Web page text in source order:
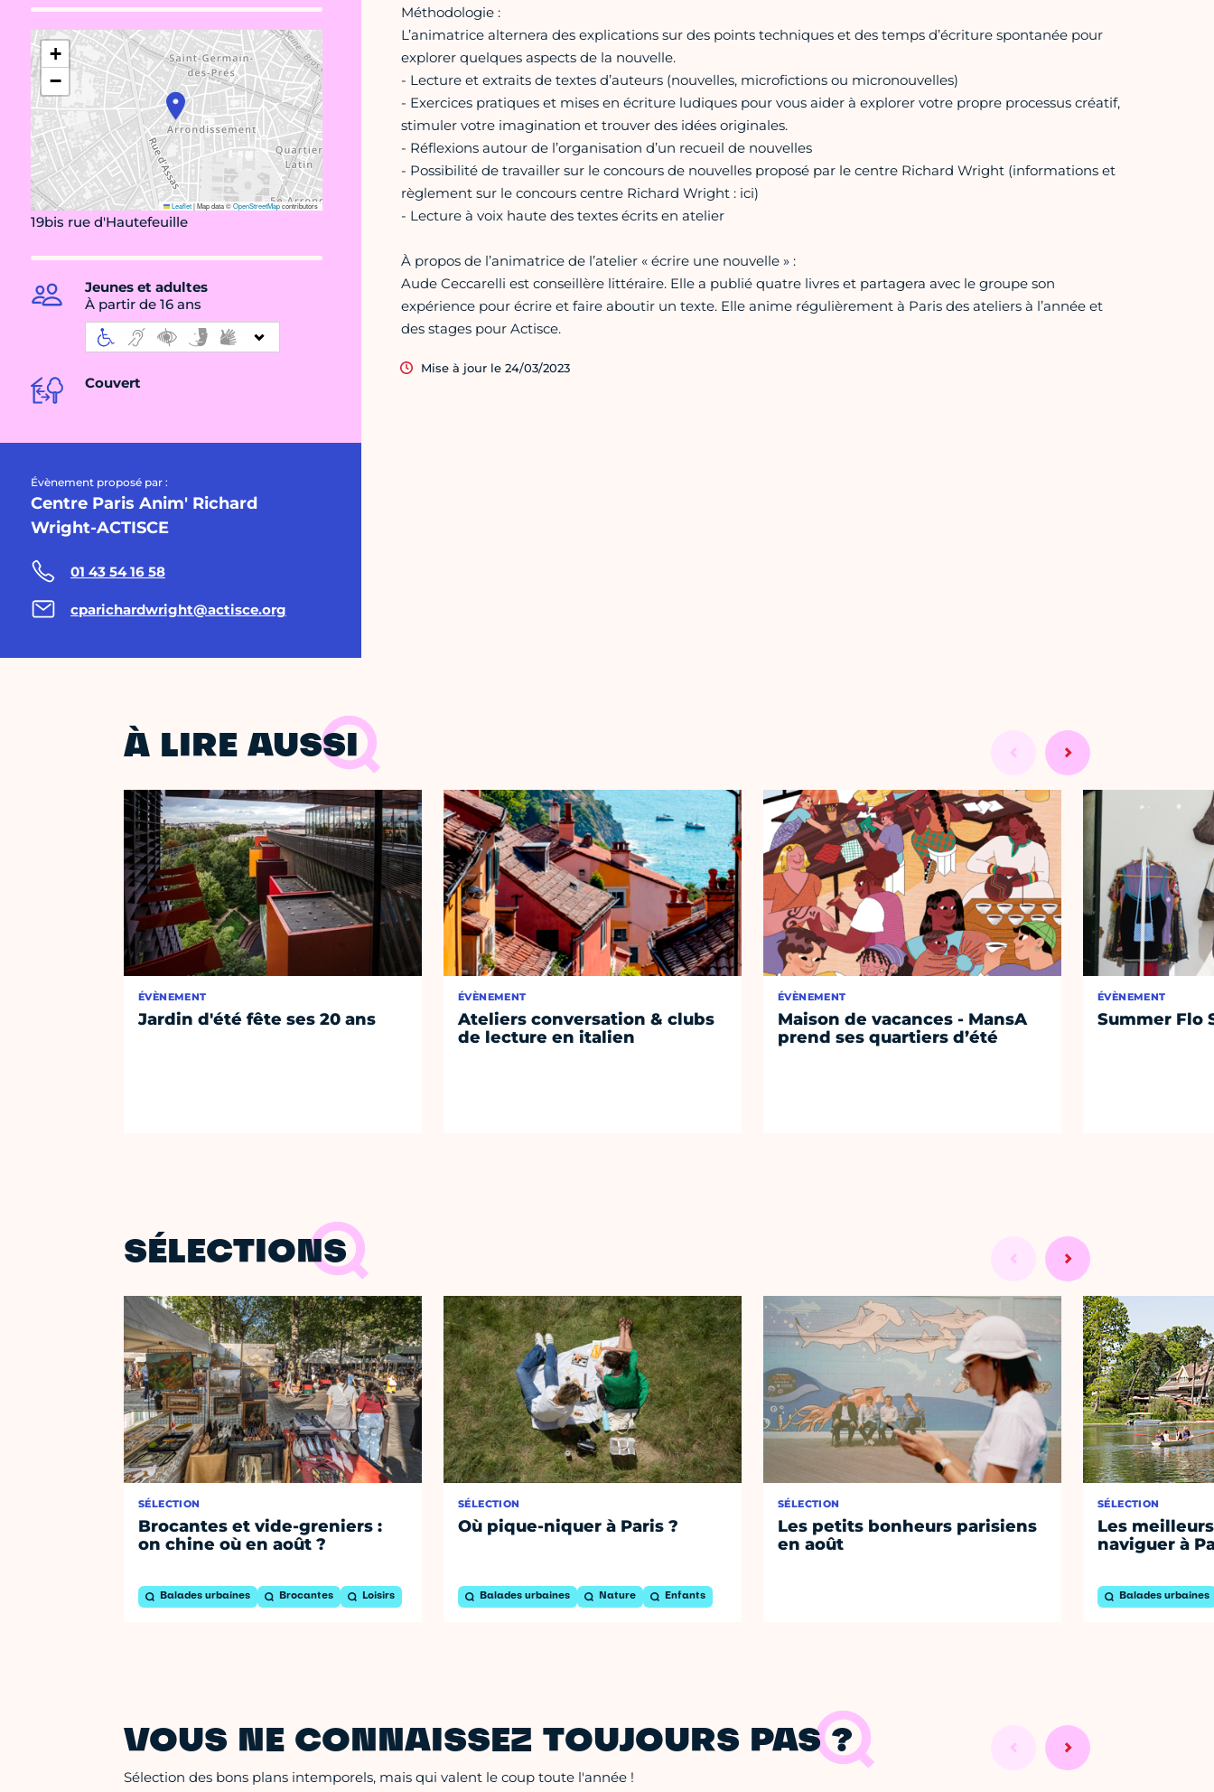
+
−
Leaflet|Map data ©OpenStreetMapcontributors
19bis rue d'Hautefeuille
Jeunes et adultes
À partir de 16 ans
Couvert
Évènement proposé par :
Centre Paris Anim' Richard
Wright-ACTISCE
01 43 54 16 58
cparichardwright@actisce.org
Méthodologie :
L’animatrice alternera des explications sur des points techniques et des temps d’écriture spontanée pour
explorer quelques aspects de la nouvelle.
- Lecture et extraits de textes d’auteurs (nouvelles, microfictions ou micronouvelles)
- Exercices pratiques et mises en écriture ludiques pour vous aider à explorer votre propre processus créatif,
stimuler votre imagination et trouver des idées originales.
- Réflexions autour de l’organisation d’un recueil de nouvelles
- Possibilité de travailler sur le concours de nouvelles proposé par le centre Richard Wright (informations et
règlement sur le concours centre Richard Wright : ici)
- Lecture à voix haute des textes écrits en atelier
À propos de l’animatrice de l’atelier « écrire une nouvelle » :
Aude Ceccarelli est conseillère littéraire. Elle a publié quatre livres et partagera avec le groupe son
expérience pour écrire et faire aboutir un texte. Elle anime régulièrement à Paris des ateliers à l’année et
des stages pour Actisce.
Mise à jour le 24/03/2023
À LIRE AUSSI
ÉVÈNEMENT
Jardin d'été fête ses 20 ans
ÉVÈNEMENT
Ateliers conversation & clubs
de lecture en italien
ÉVÈNEMENT
Maison de vacances - MansA
prend ses quartiers d’été
ÉVÈNEMENT
Summer Flo
SÉLECTIONS
SÉLECTION
Brocantes et vide-greniers :
on chine où en août ?
Balades urbaines Brocantes Loisirs
SÉLECTION
Où pique-niquer à Paris ?
Balades urbaines Nature Enfants
SÉLECTION
Les petits bonheurs parisiens
en août
SÉLECTION
Les
naviguer à
Balades urbaines
VOUS NE CONNAISSEZ TOUJOURS PAS ?
Sélection des bons plans intemporels, mais qui valent le coup toute l'année !